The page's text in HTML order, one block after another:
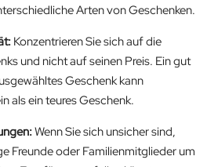
Arten von Geschenken.
Konzentrieren Sie sich auf die
und nicht auf seinen Preis. Ein gut
Geschenk kann
als ein teures Geschenk.
Wenn Sie sich unsicher sind,
Freunde oder Familienmitglieder um